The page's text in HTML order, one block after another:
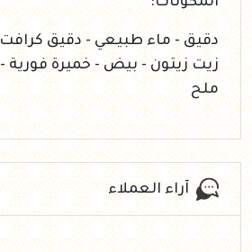
دقيق - ماء طبيعي - دقيق
زيت زيتون - بيض - خميرة فورية
ملح
آراء العملاء